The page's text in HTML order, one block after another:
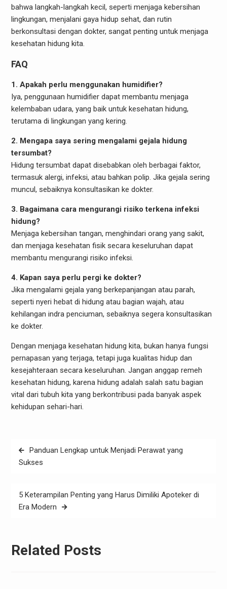
bahwa langkah-langkah kecil, seperti menjaga kebersihan
lingkungan, menjalani gaya hidup sehat, dan rutin
berkonsultasi dengan dokter, sangat penting untuk menjaga
kesehatan hidung kita.
FAQ
1. Apakah perlu menggunakan humidifier?
Iya, penggunaan humidifier dapat membantu menjaga
kelembaban udara, yang baik untuk kesehatan hidung,
terutama di lingkungan yang kering.
2. Mengapa saya sering mengalami gejala hidung
tersumbat?
Hidung tersumbat dapat disebabkan oleh berbagai faktor,
termasuk alergi, infeksi, atau bahkan polip. Jika gejala sering
muncul, sebaiknya konsultasikan ke dokter.
3. Bagaimana cara mengurangi risiko terkena infeksi
hidung?
Menjaga kebersihan tangan, menghindari orang yang sakit,
dan menjaga kesehatan fisik secara keseluruhan dapat
membantu mengurangi risiko infeksi.
4. Kapan saya perlu pergi ke dokter?
Jika mengalami gejala yang berkepanjangan atau parah,
seperti nyeri hebat di hidung atau bagian wajah, atau
kehilangan indra penciuman, sebaiknya segera konsultasikan
ke dokter.
Dengan menjaga kesehatan hidung kita, bukan hanya fungsi
pernapasan yang terjaga, tetapi juga kualitas hidup dan
kesejahteraan secara keseluruhan. Jangan anggap remeh
kesehatan hidung, karena hidung adalah salah satu bagian
vital dari tubuh kita yang berkontribusi pada banyak aspek
kehidupan sehari-hari.
Post
navigation
Panduan Lengkap untuk Menjadi Perawat yang
Sukses
5 Keterampilan Penting yang Harus Dimiliki Apoteker di
Era Modern
Related Posts